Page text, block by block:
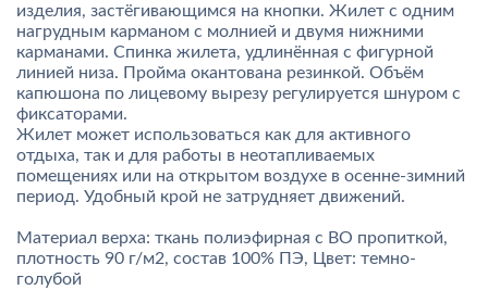
изделия, застёгивающимся на кнопки. Жилет с одним
нагрудным карманом с молнией и двумя нижними
карманами. Спинка жилета, удлинённая с фигурной
линией низа. Пройма окантована резинкой. Объём
капюшона по лицевому вырезу регулируется шнуром с
фиксаторами.
Жилет может использоваться как для активного
отдыха, так и для работы в неотапливаемых
помещениях или на открытом воздухе в осенне-зимний
период. Удобный крой не затрудняет движений.
Материал верха: ткань полиэфирная с ВО пропиткой,
плотность 90 г/м2, состав 100% ПЭ, Цвет: темно-
голубой